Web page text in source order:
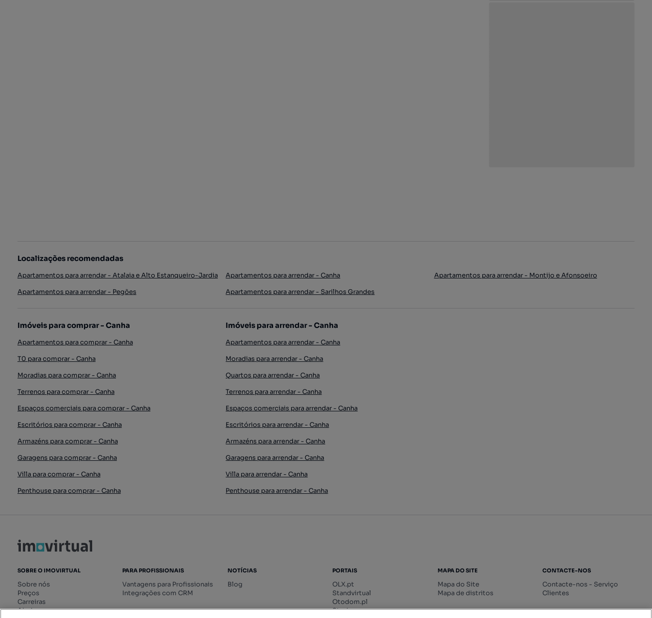
Localizações recomendadas
Apartamentos para arrendar - Atalaia e Alto Estanqueiro-Jardia Apartamentos para arrendar - Canha
Apartamentos para arrendar - Montijo e Afonsoeiro
Apartamentos para arrendar - Pegões
Apartamentos para arrendar - Sarilhos Grandes
Imóveis para comprar - Canha
Apartamentos para comprar - Canha
T0 para comprar - Canha
Moradias para comprar - Canha
Terrenos para comprar - Canha
Espaços comerciais para comprar - Canha
Escritórios para comprar - Canha
Armazéns para comprar - Canha
Garagens para comprar - Canha
Villa para comprar - Canha
Penthouse para comprar - Canha
Imóveis para arrendar - Canha
Apartamentos para arrendar - Canha
Moradias para arrendar - Canha
Quartos para arrendar - Canha
Terrenos para arrendar - Canha
Espaços comerciais para arrendar - Canha
Escritórios para arrendar - Canha
Armazéns para arrendar - Canha
Garagens para arrendar - Canha
Villa para arrendar - Canha
Penthouse para arrendar - Canha
SOBRE O IMOVIRTUAL
Sobre nós
Preços
Carreiras
Ajuda
PARA PROFISSIONAIS
Vantagens para Profissionais
Integrações com CRM
NOTÍCIAS
Blog
PORTAIS
OLX.pt
Standvirtual
Otodom.pl
Storia.ro
MAPA DO SITE
Mapa do Site
Mapa de distritos
CONTACTE-NOS
Contacte-nos - Serviço
Clientes